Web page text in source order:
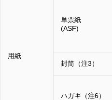
用紙
単票紙
(ASF)
封筒（注3）
ハガキ（注6）